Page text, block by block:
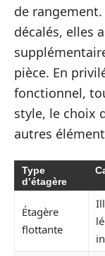
de
décalés, elles
pièce. En
fonctionnel,
style, le choix
autres
Type
d’étagère
Étagère
flottante